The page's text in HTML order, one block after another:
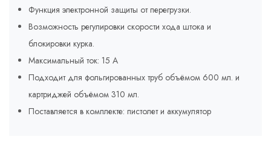
Функция электронной защиты от перегрузки.
Возможность регулировки скорости хода штока и
блокировки курка.
Максимальный ток: 15 А
Подходит для фольгированных труб объёмом 600 мл. и
картриджей объёмом 310 мл.
Поставляется в комплекте: пистолет и аккумулятор